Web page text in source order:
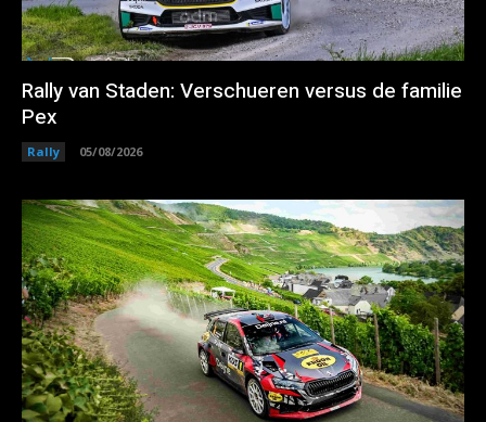
Rally van Staden: Verschueren versus de familie
Pex
Rally 05/08/2026